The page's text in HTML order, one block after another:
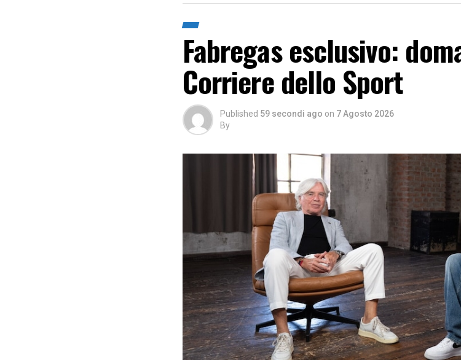
Fabregas esclusivo:
Corriere dello Sport
Published 59 secondi ago on 7 Agosto 2026
By